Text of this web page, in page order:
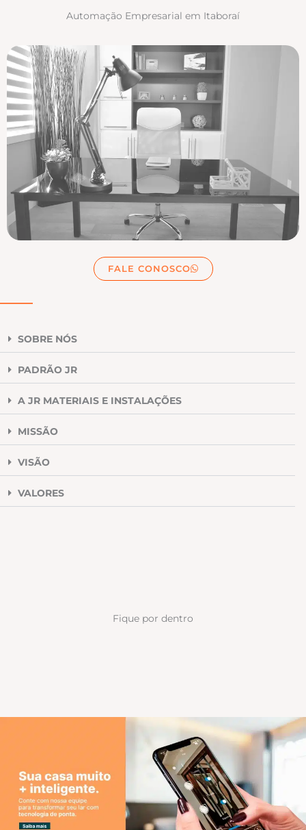
Automação Empresarial em Itaboraí
FALE CONOSCO
SOBRE NÓS
PADRÃO JR
A JR MATERIAIS E INSTALAÇÕES
MISSÃO
VISÃO
VALORES
Fique por dentro